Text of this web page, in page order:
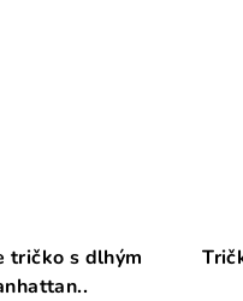
tričko s dlhým